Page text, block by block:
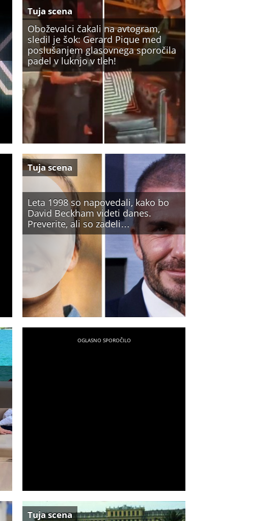
Oboževalci čakali na avtogram,
sledil je šok: Gerard Pique med
poslušanjem glasovnega sporočila
padel v luknjo v tleh!
Tuja scena
Leta 1998 so napovedali, kako bo
David Beckham videti danes.
Preverite, ali so zadeli…
Tuja scena
Tuja scena